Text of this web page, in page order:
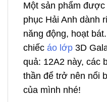
Một sản phẩm
phục Hải Anh dành
năng động, hoạt
chiếc áo lớp 3D
quả: 12A2 này, các
thần để trở nên nổi
của mình nhé!